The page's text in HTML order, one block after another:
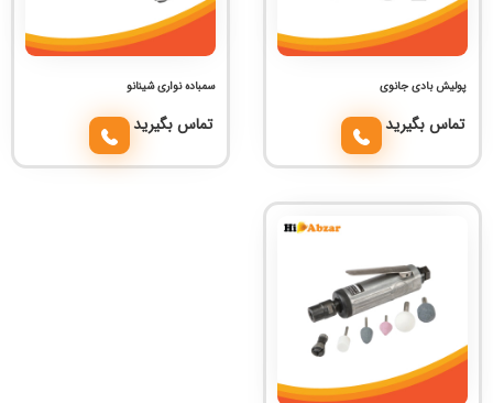
پولیش بادی جانوی
تماس بگیرید
سمباده نواری شینانو
تماس بگیرید